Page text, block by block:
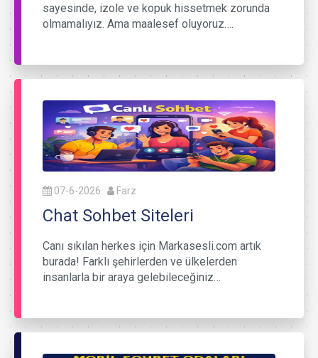
sayesinde, izole ve kopuk hissetmek zorunda
olmamalıyız. Ama maalesef oluyoruz….
07-6-2026 Farz
Chat Sohbet Siteleri
Canı sıkılan herkes için Markasesli.com artık
burada! Farklı şehirlerden ve ülkelerden
insanlarla bir araya gelebileceğiniz…